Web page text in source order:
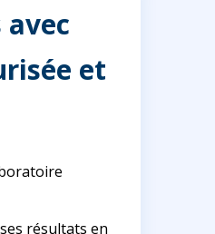
et
résultats en